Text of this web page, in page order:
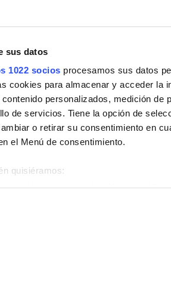
sus datos
1022 socios procesamos sus datos
cookies para almacenar y acceder la
personalizados, medición de
de servicios. Tiene la opción de
o retirar su consentimiento en
el Menú de consentimiento.
quisiéramos:
dispositivo analizándolo activamente
sobre cómo se procesan sus
por combustible
Híbrido enchufable
por cambios